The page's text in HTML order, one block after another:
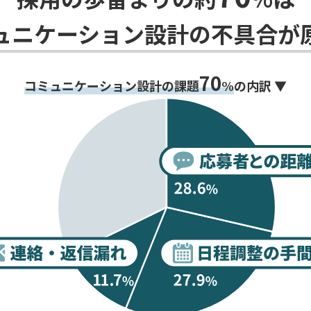
ニケーション設計の不具合が
コミュニケーション設計の課題70%の内訳 ▼